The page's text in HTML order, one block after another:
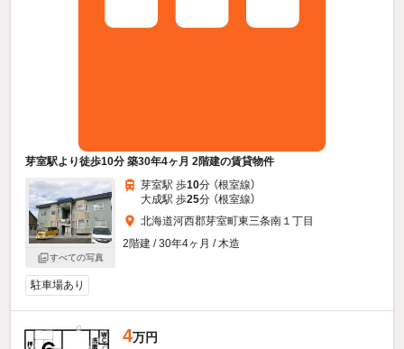
芽室駅より徒歩10分 築30年4ヶ月 2階建の賃貸物件
すべての写真
芽室駅 歩10分 （根室線）
大成駅 歩25分 （根室線）
北海道河西郡芽室町東三条南１丁目
2階建 / 30年4ヶ月 / 木造
駐車場あり
4万円